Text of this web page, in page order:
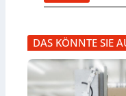
j
f
d
e
r
u
n
g
a
h
a
l
e
K
e
l
g
e
w
i
n
DAS KÖNNTE SIE